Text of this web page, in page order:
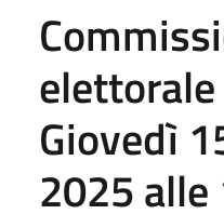
Giovedì
2025